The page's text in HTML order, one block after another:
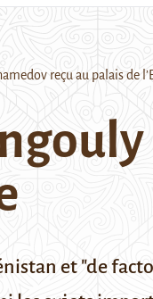
reçu au palais de
et "de